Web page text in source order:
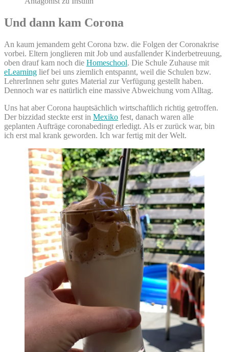
Und dann kam Corona
An kaum jemandem geht Corona bzw. die Folgen der Coronakrise
vorbei. Eltern jonglieren mit Job und ausfallender Kinderbetreuung,
oben drauf kam noch die Homeschool. Die Schule Zuhause mit
eLearning lief bei uns ziemlich entspannt, weil die Schulen bzw.
LehrerInnen sehr gutes Material zur Verfügung gestellt haben.
Dennoch war es natürlich eine massive Abweichung vom Alltag.
Uns hat aber Corona hauptsächlich wirtschaftlich richtig getroffen.
Der bizzidad steckte erst in Mexiko fest, danach waren alle
geplanten Aufträge coronabedingt erledigt. Als er zurück war, bin
ich erst mal krank geworden. Ich war fertig mit der Welt.